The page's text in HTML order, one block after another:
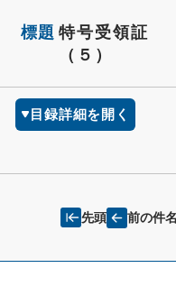
標題 特号受領証
（５）
目録詳細を開く
先頭 前の件名